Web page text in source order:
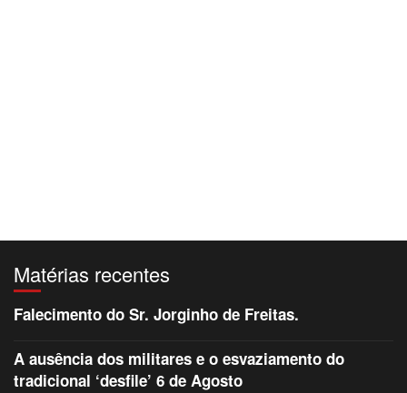
Matérias recentes
Falecimento do Sr. Jorginho de Freitas.
A ausência dos militares e o esvaziamento do
tradicional ‘desfile’ 6 de Agosto